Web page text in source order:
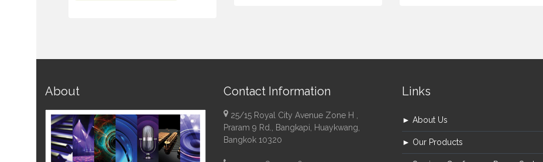
About Contact Information
25/15 Royal City Avenue Zone H ,
Praram 9 Rd., Bangkapi, Huaykwang,
Bangkok 10320
Links
► About Us
► Our Products